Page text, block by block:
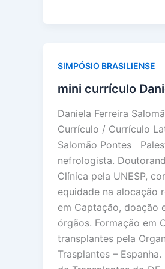
SIMPÓSIO BRASILIENSE
mini currículo
Daniela Ferreira
Currículo / Currículo
Salomão Pontes
nefrologista.
Clínica pela UNESP,
equidade na alocação
em Captação, doação
órgãos. Formação em
transplantes pela
Trasplantes –